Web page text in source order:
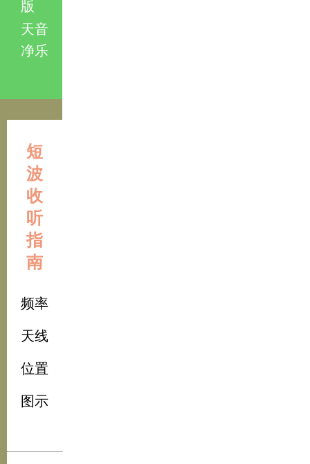
版
天音
净乐
短
波
收
听
指
南
频率
天线
位置
图示